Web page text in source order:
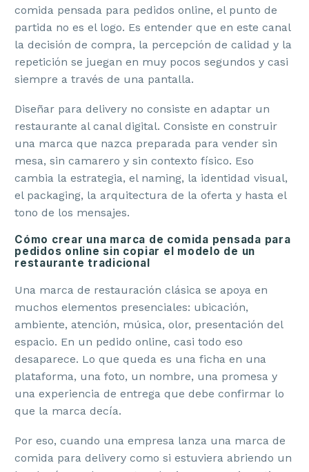
comida pensada para pedidos online, el punto de
partida no es el logo. Es entender que en este canal
la decisión de compra, la percepción de calidad y la
repetición se juegan en muy pocos segundos y casi
siempre a través de una pantalla.
Diseñar para delivery no consiste en adaptar un
restaurante al canal digital. Consiste en construir
una marca que nazca preparada para vender sin
mesa, sin camarero y sin contexto físico. Eso
cambia la estrategia, el naming, la identidad visual,
el packaging, la arquitectura de la oferta y hasta el
tono de los mensajes.
Cómo crear una marca de comida pensada para
pedidos online sin copiar el modelo de un
restaurante tradicional
Una marca de restauración clásica se apoya en
muchos elementos presenciales: ubicación,
ambiente, atención, música, olor, presentación del
espacio. En un pedido online, casi todo eso
desaparece. Lo que queda es una ficha en una
plataforma, una foto, un nombre, una promesa y
una experiencia de entrega que debe confirmar lo
que la marca decía.
Por eso, cuando una empresa lanza una marca de
comida para delivery como si estuviera abriendo un